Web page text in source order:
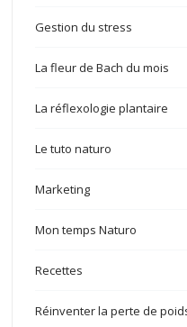
Gestion du stress
La fleur de Bach du mois
La réflexologie plantaire
Le tuto naturo
Marketing
Mon temps Naturo
Recettes
Réinventer la perte de